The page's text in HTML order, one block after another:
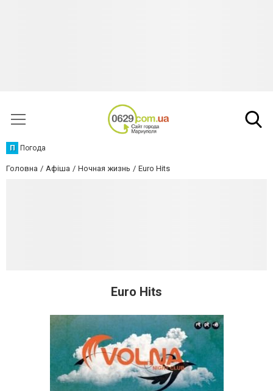
П Погода
Головна Афіша Ночная жизнь Euro Hits
Euro Hits